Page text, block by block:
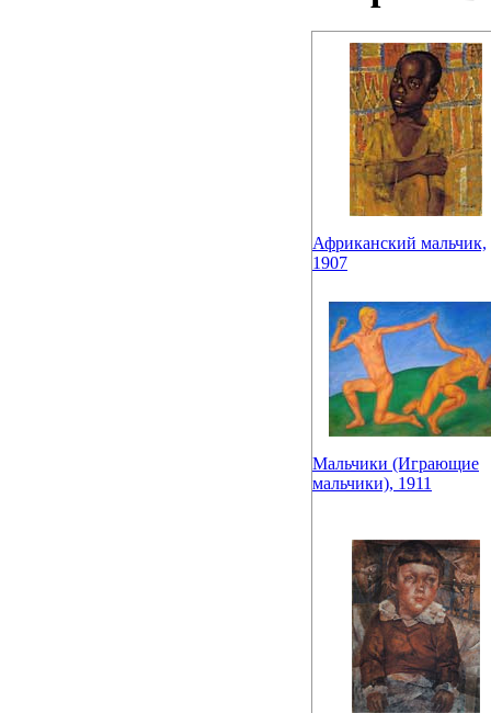
Африканский мальчик,
1907
Мальчики (Играющие
мальчики), 1911